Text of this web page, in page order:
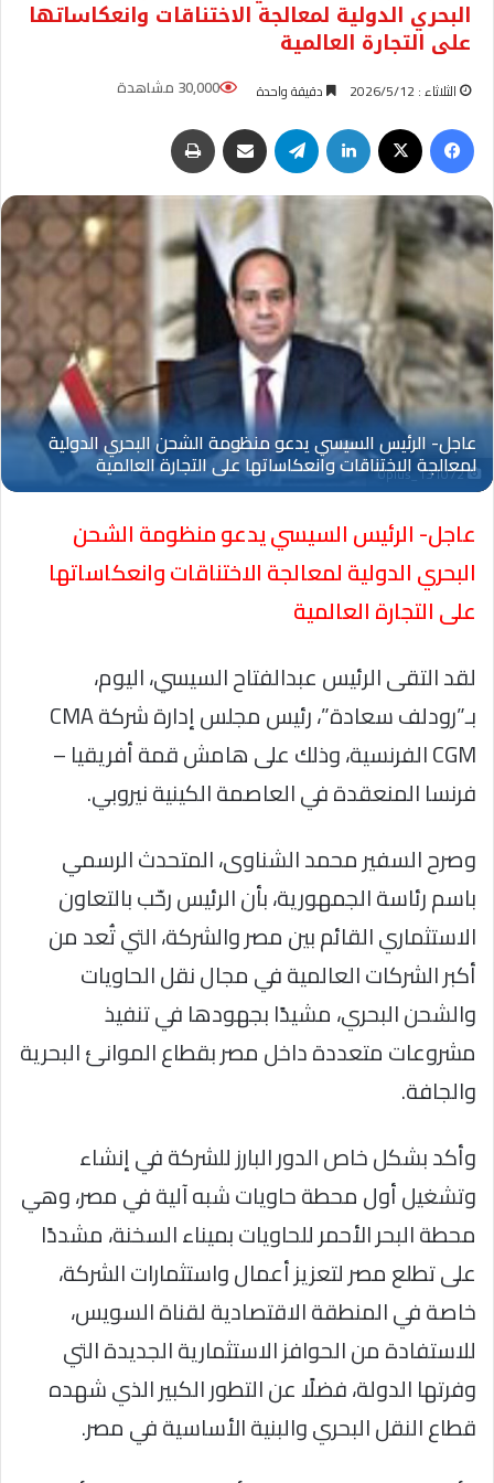
البحري الدولية لمعالجة الاختناقات وانعكاساتها
على التجارة العالمية
الثلاثاء : 2026/5/12 دقيقة واحدة
30,000 مشاهدة
فيسبوك
لينكدإن تيلقرام مشاركة عبر البريد
Oplus_131072
عاجل- الرئيس السيسي يدعو منظومة الشحن
البحري الدولية لمعالجة الاختناقات وانعكاساتها
على التجارة العالمية
لقد التقى الرئيس عبدالفتاح السيسي، اليوم،
بـ”رودلف سعادة”، رئيس مجلس إدارة شركة CMA
CGM الفرنسية، وذلك على هامش قمة أفريقيا –
فرنسا المنعقدة في العاصمة الكينية نيروبي.
وصرح السفير محمد الشناوى، المتحدث الرسمي
باسم رئاسة الجمهورية، بأن الرئيس رحّب بالتعاون
الاستثماري القائم بين مصر والشركة، التي تُعد من
أكبر الشركات العالمية في مجال نقل الحاويات
والشحن البحري، مشيدًا بجهودها في تنفيذ
مشروعات متعددة داخل مصر بقطاع الموانئ البحرية
والجافة.
وأكد بشكل خاص الدور البارز للشركة في إنشاء
وتشغيل أول محطة حاويات شبه آلية في مصر، وهي
محطة البحر الأحمر للحاويات بميناء السخنة، مشددًا
على تطلع مصر لتعزيز أعمال واستثمارات الشركة،
خاصة في المنطقة الاقتصادية لقناة السويس،
للاستفادة من الحوافز الاستثمارية الجديدة التي
وفرتها الدولة، فضلًا عن التطور الكبير الذي شهده
قطاع النقل البحري والبنية الأساسية في مصر.